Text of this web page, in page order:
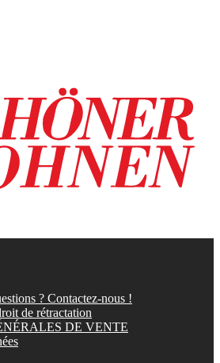
? Contactez-nous !
de rétractation
DE VENTE